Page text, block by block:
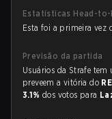
Estatísticas Head-to-
Esta foi a primeira vez
Previsão da partida
Usuários da Strafe
preveem a vitória do
3.1% dos votos para